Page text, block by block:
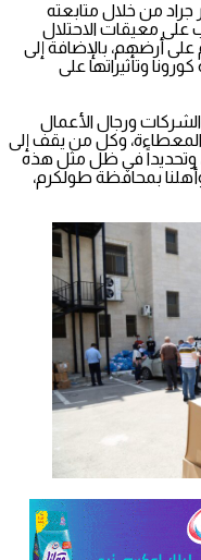
من خلال متابعته
على معيقات الاحتلال
أرضهم، بالإضافة إلى
وتأثيراتها على
ورجال الأعمال
المعطاءة، وكل من يقف إلى
وتحديداً في ظل مثل هذه
بمحافظة طولكرم،